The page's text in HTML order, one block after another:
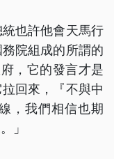
也許他會天馬行
院組成的所謂的
，它的發言才是
回來，『不與中
，我們相信也期
」